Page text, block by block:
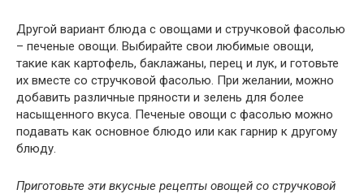
Другой вариант блюда с овощами и стручковой фасолью
– печеные овощи. Выбирайте свои любимые овощи,
такие как картофель, баклажаны, перец и лук, и готовьте
их вместе со стручковой фасолью. При желании, можно
добавить различные пряности и зелень для более
насыщенного вкуса. Печеные овощи с фасолью можно
подавать как основное блюдо или как гарнир к другому
блюду.
Приготовьте эти вкусные рецепты овощей со стручковой